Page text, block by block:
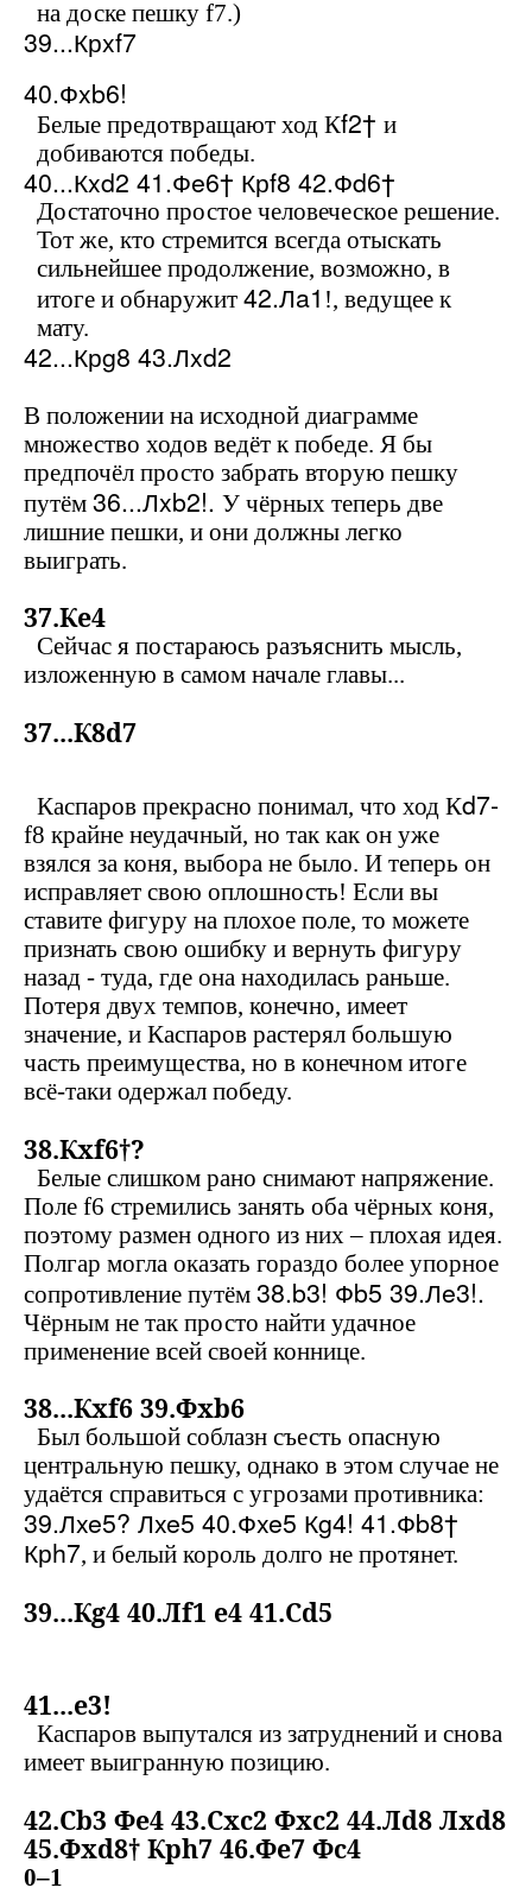
на доске пешкуf7.)
39...Крxf7
40.Фxb6!
Белые предотвращают ход Кf2†и
добиваются победы.
40...Кxd2 41.Фe6† Крf8 42.Фd6†
Достаточно простое человеческое решение.
Тот же, кто стремится всегда отыскать
сильнейшее продолжение, возможно, в
итоге и обнаружит42.Лa1 !, ведущее к
мату.
42...Крg8 43.Лxd2
В положении на исходной диаграмме
множество ходов ведёт к победе. Я бы
предпочёл просто забрать вторую пешку
путём 36...Лxb2!. У чёрных теперь две
лишние пешки, и они должны легко
выиграть.
37.Кe4
Сейчас я постараюсь разъяснить мысль,
изложенную в самом начале главы...
37...К8d7
Каспаров прекрасно понимал, что ход Кd7-
f8 крайне неудачный, но так как он уже
взялся за коня, выбора не было. И теперь он
исправляет свою оплошность! Если вы
ставите фигуру на плохое поле, то можете
признать свою ошибку и вернуть фигуру
назад - туда, где она находилась раньше.
Потеря двух темпов, конечно, имеет
значение, и Каспаров растерял большую
часть преимущества, но в конечном итоге
всё-таки одержал победу.
38.Кxf6†?
Белые слишком рано снимают напряжение.
Поле f6 стремились занять оба чёрных коня,
поэтому размен одного из них – плохая идея.
Полгар могла оказать гораздо более упорное
сопротивление путём 38.b3! Фb5 39.Лe3!.
Чёрным не так просто найти удачное
применение всей своей коннице.
38...Кxf6 39.Фxb6
Был большой соблазн съесть опасную
центральную пешку, однако в этом случае не
удаётся справиться с угрозами противника:
39.Лxe5? Лxe5 40.Фxe5 Кg4! 41.Фb8†
Крh7, и белый король долго не протянет.
39...Кg4 40.Лf1 e4 41.Сd5
41...e3!
Каспаров выпутался из затруднений и снова
имеет выигранную позицию.
42.Сb3 Фe4 43.Сxc2 Фxc2 44.Лd8 Лxd8
45.Фxd8† Крh7 46.Фe7 Фc4
0–1